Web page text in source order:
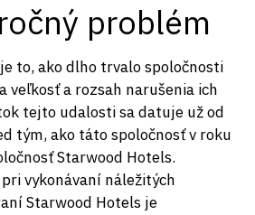
problém
to, ako dlho trvalo spoločnosti
veľkosť a rozsah narušenia ich
tejto udalosti sa datuje už od
tým, ako táto spoločnosť v roku
Starwood Hotels.
vykonávaní náležitých
Starwood Hotels je